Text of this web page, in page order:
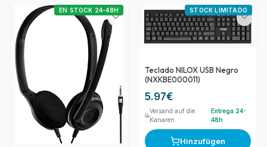
EN STOCK 24-48H
Teclado NILOX USB Negro
(NXKBE000011)
5.97€
STOCK LIMITADO
Versand auf die
Kanaren
Entrega 24-
48h
Hinzufügen